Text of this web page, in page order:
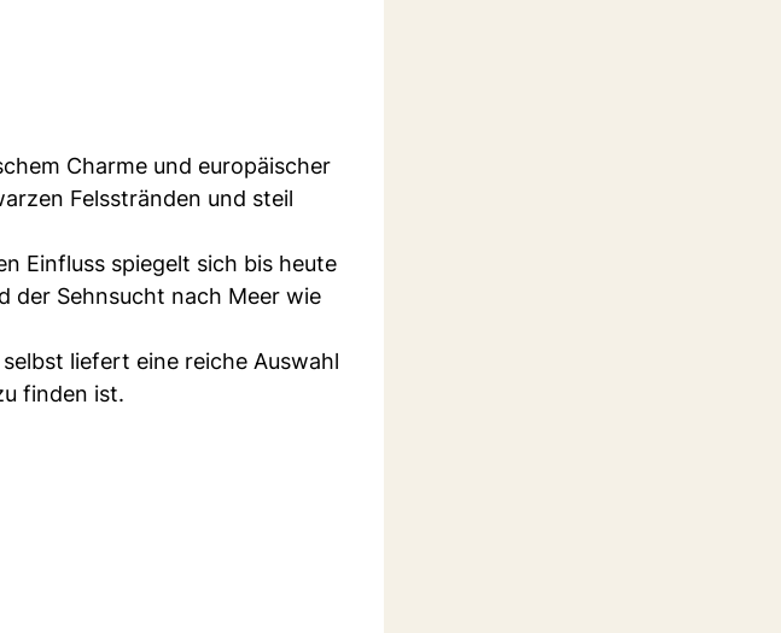
Charme und europäischer
Felsstränden und steil
Einfluss spiegelt sich bis heute
der Sehnsucht nach Meer wie
liefert eine reiche Auswahl
finden ist.